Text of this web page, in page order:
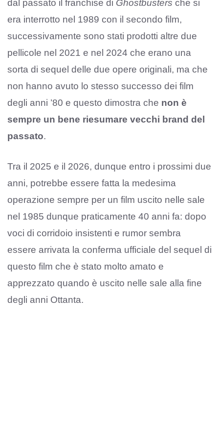
dal passato il franchise di Ghostbusters che si
era interrotto nel 1989 con il secondo film,
successivamente sono stati prodotti altre due
pellicole nel 2021 e nel 2024 che erano una
sorta di sequel delle due opere originali, ma che
non hanno avuto lo stesso successo dei film
degli anni ’80 e questo dimostra che non è
sempre un bene riesumare vecchi brand del
passato.
Tra il 2025 e il 2026, dunque entro i prossimi due
anni, potrebbe essere fatta la medesima
operazione sempre per un film uscito nelle sale
nel 1985 dunque praticamente 40 anni fa: dopo
voci di corridoio insistenti e rumor sembra
essere arrivata la conferma ufficiale del sequel di
questo film che è stato molto amato e
apprezzato quando è uscito nelle sale alla fine
degli anni Ottanta.